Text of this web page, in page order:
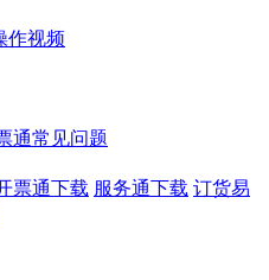
作视频
通常见问题
票通下载 服务通下载 订货易